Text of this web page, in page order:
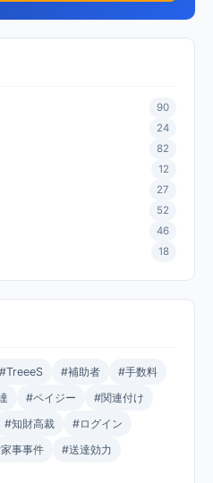
90
24
82
12
27
52
46
18
#TreeeS #補助者
#手数料
#ペイジー
#関連付け
#知財高裁
#ログイン
事事件
#送達効力